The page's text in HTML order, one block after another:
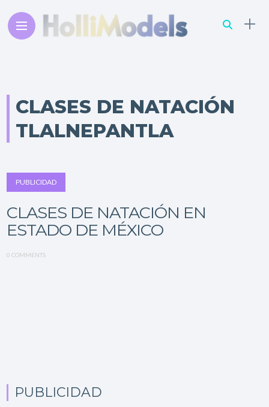
CLASES DE NATACIÓN
TLALNEPANTLA
PUBLICIDAD
CLASES DE NATACIÓN EN
ESTADO DE MÉXICO
0 COMMENTS
PUBLICIDAD